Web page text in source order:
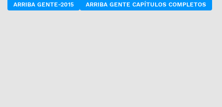
ARRIBA GENTE-2015 ARRIBA GENTE CAPÍTULOS COMPLETOS